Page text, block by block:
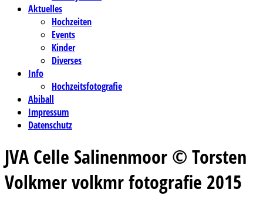
Aktuelles
Hochzeiten
Events
Kinder
Diverses
Info
Hochzeitsfotografie
Abiball
Impressum
Datenschutz
JVA Celle Salinenmoor © Torsten
Volkmer volkmr fotografie 2015